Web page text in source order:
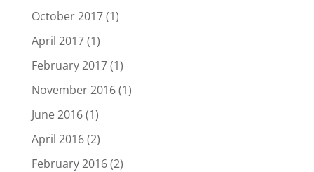
October 2017(1)
April 2017(1)
February 2017(1)
November 2016(1)
June 2016(1)
April 2016(2)
February 2016(2)